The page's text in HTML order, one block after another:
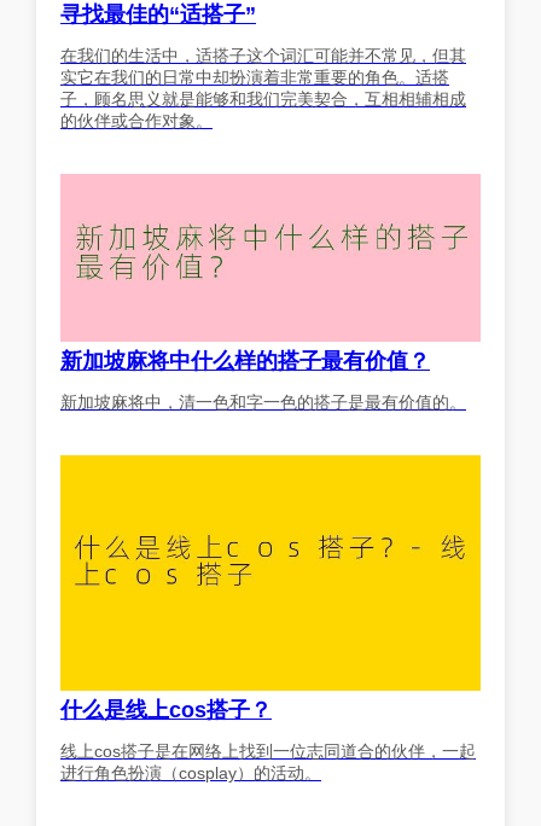
寻找最佳的“适搭子”
在我们的生活中，适搭子这个词汇可能并不常见，但其
实它在我们的日常中却扮演着非常重要的角色。适搭
子，顾名思义就是能够和我们完美契合，互相相辅相成
的伙伴或合作对象。
新加坡麻将中什么样的搭子最有价值？
新加坡麻将中，清一色和字一色的搭子是最有价值的。
什么是线上cos搭子？
线上cos搭子是在网络上找到一位志同道合的伙伴，一起
进行角色扮演（cosplay）的活动。